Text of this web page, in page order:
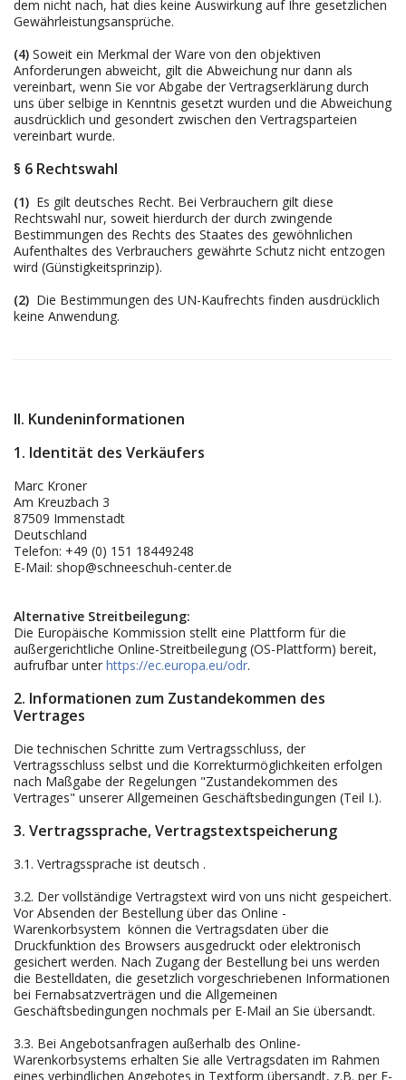
dem nicht nach, hat dies keine Auswirkung auf Ihre gesetzlichen
Gewährleistungsansprüche.
(4) Soweit ein Merkmal der Ware von den objektiven
Anforderungen abweicht, gilt die Abweichung nur dann als
vereinbart, wenn Sie vor Abgabe der Vertragserklärung durch
uns über selbige in Kenntnis gesetzt wurden und die Abweichung
ausdrücklich und gesondert zwischen den Vertragsparteien
vereinbart wurde.
§ 6 Rechtswahl
(1) Es gilt deutsches Recht. Bei Verbrauchern gilt diese
Rechtswahl nur, soweit hierdurch der durch zwingende
Bestimmungen des Rechts des Staates des gewöhnlichen
Aufenthaltes des Verbrauchers gewährte Schutz nicht entzogen
wird (Günstigkeitsprinzip).
(2) Die Bestimmungen des UN-Kaufrechts finden ausdrücklich
keine Anwendung.
II. Kundeninformationen
1. Identität des Verkäufers
Marc Kroner
Am Kreuzbach 3
87509 Immenstadt
Deutschland
Telefon: +49 (0) 151 18449248
E-Mail: shop@schneeschuh-center.de
Alternative Streitbeilegung:
Die Europäische Kommission stellt eine Plattform für die
außergerichtliche Online-Streitbeilegung (OS-Plattform) bereit,
aufrufbar unter https://ec.europa.eu/odr.
2. Informationen zum Zustandekommen des
Vertrages
Die technischen Schritte zum Vertragsschluss, der
Vertragsschluss selbst und die Korrekturmöglichkeiten erfolgen
nach Maßgabe der Regelungen "Zustandekommen des
Vertrages" unserer Allgemeinen Geschäftsbedingungen (Teil I.).
3. Vertragssprache, Vertragstextspeicherung
3.1. Vertragssprache ist deutsch .
3.2. Der vollständige Vertragstext wird von uns nicht gespeichert.
Vor Absenden der Bestellung über das Online -
Warenkorbsystem können die Vertragsdaten über die
Druckfunktion des Browsers ausgedruckt oder elektronisch
gesichert werden. Nach Zugang der Bestellung bei uns werden
die Bestelldaten, die gesetzlich vorgeschriebenen Informationen
bei Fernabsatzverträgen und die Allgemeinen
Geschäftsbedingungen nochmals per E-Mail an Sie übersandt.
3.3. Bei Angebotsanfragen außerhalb des Online-
Warenkorbsystems erhalten Sie alle Vertragsdaten im Rahmen
eines verbindlichen Angebotes in Textform übersandt, z.B. per E-